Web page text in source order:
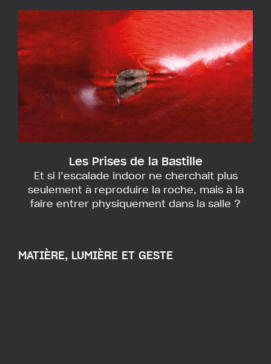
Les Prises de la Bastille
Et si l’escalade indoor ne cherchait plus
seulement à reproduire la roche, mais à la
faire entrer physiquement dans la salle ?
MATIÈRE, LUMIÈRE ET GESTE